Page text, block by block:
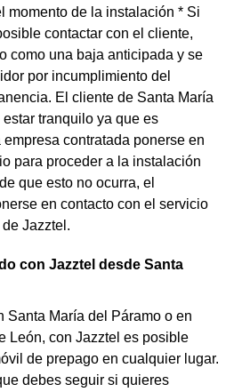
momento de la instalación * Si
contactar con el cliente,
como una baja anticipada y se
por incumplimiento del
El cliente de Santa María
tranquilo ya que es
contratada ponerse en
para proceder a la instalación
que esto no ocurra, el
en contacto con el servicio
Jazztel.
con Jazztel desde Santa
Santa María del Páramo o en
León, con Jazztel es posible
de prepago en cualquier lugar.
debes seguir si quieres